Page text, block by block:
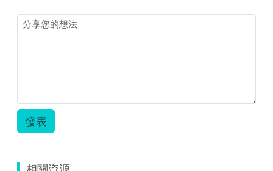
發表